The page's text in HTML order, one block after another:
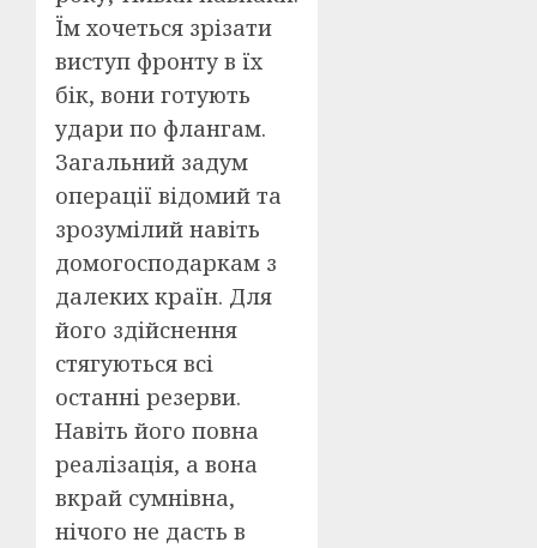
Їм хочеться зрізати
виступ фронту в їх
бік, вони готують
удари по флангам.
Загальний задум
операції відомий та
зрозумілий навіть
домогосподаркам з
далеких країн. Для
його здійснення
стягуються всі
останні резерви.
Навіть його повна
реалізація, а вона
вкрай сумнівна,
нічого не дасть в